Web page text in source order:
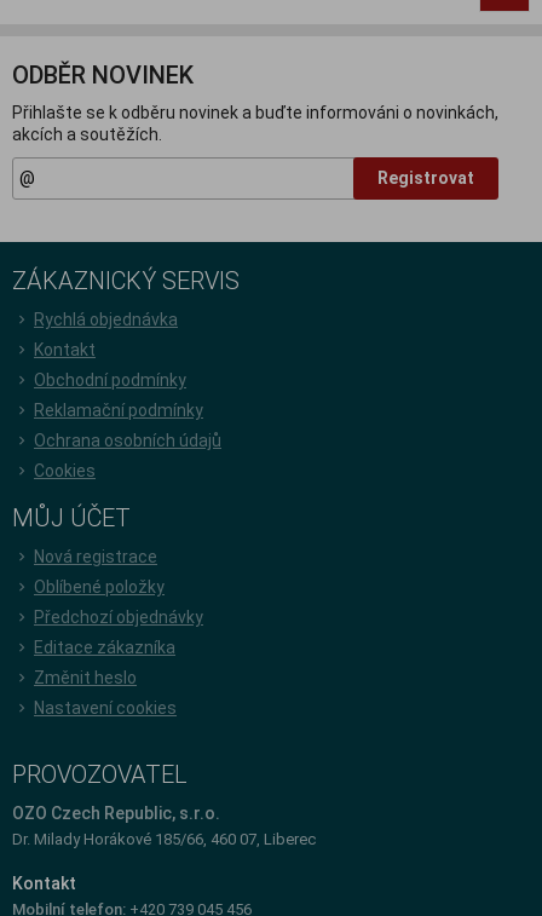
ODBĚR NOVINEK
Přihlašte se k odběru novinek a buďte informováni o novinkách,
akcích a soutěžích.
Registrovat
ZÁKAZNICKÝ SERVIS
Rychlá objednávka
Kontakt
Obchodní podmínky
Reklamační podmínky
Ochrana osobních údajů
Cookies
MŮJ ÚČET
Nová registrace
Oblíbené položky
Předchozí objednávky
Editace zákazníka
Změnit heslo
Nastavení cookies
PROVOZOVATEL
OZO Czech Republic, s.r.o.
Dr. Milady Horákové 185/66, 460 07, Liberec
Kontakt
Mobilní telefon: +420 739 045 456